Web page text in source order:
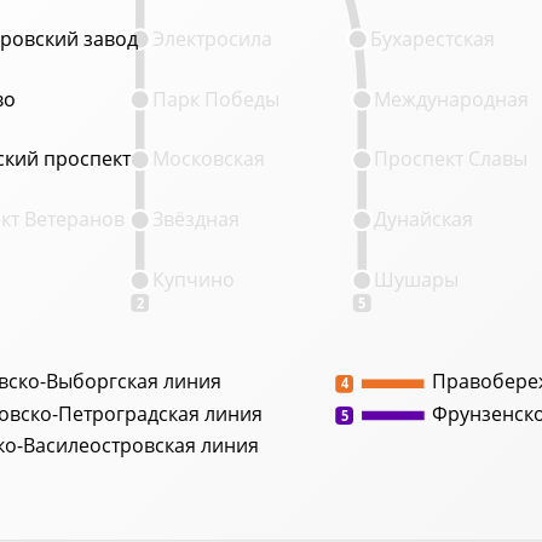
Выборгская линия
Петроградская линия
Василеостровская линия
4
5
2 5
Ветеранов
Бухарестская
Международная
проспект
завод
Купчино
Звёздная
Московская
Парк Победы
Электросила
Проспект Славы
Дунайская
Шушары
проспект
завод